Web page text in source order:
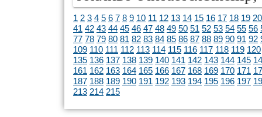
1 2 3 4 5 6 7 8 9 10 11 12 13 14 15 16 17 18 19 20
41 42 43 44 45 46 47 48 49 50 51 52 53 54 55 56
77 78 79 80 81 82 83 84 85 86 87 88 89 90 91 92
109 110 111 112 113 114 115 116 117 118 119 120
135 136 137 138 139 140 141 142 143 144 145
161 162 163 164 165 166 167 168 169 170 171
187 188 189 190 191 192 193 194 195 196 197
213 214 215